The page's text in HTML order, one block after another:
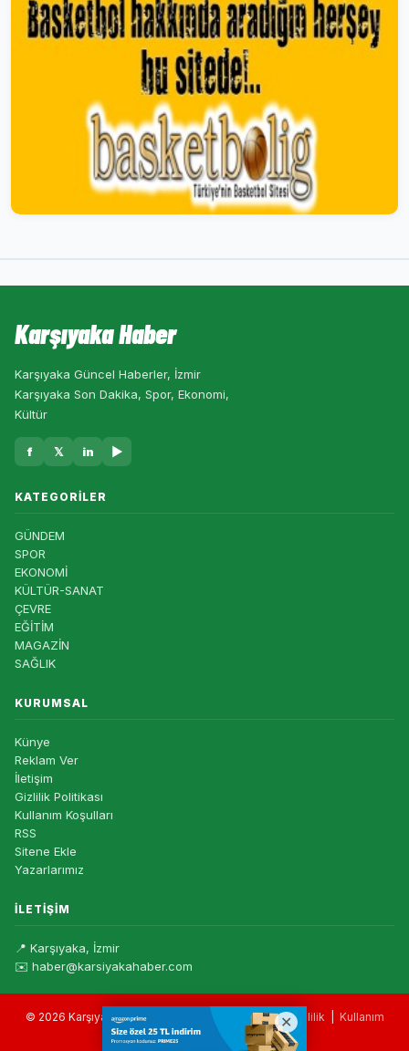
Karşıyaka Haber
Karşıyaka Güncel Haberler, İzmir
Karşıyaka Son Dakika, Spor, Ekonomi,
Kültür
f 𝕏 in ▶
KATEGORILER
GÜNDEM
SPOR
EKONOMİ
KÜLTÜR-SANAT
ÇEVRE
EĞİTİM
MAGAZİN
SAĞLIK
KURUMSAL
Künye
Reklam Ver
İletişim
Gizlilik Politikası
Kullanım Koşulları
RSS
Sitene Ekle
Yazarlarımız
İLETIŞIM
📍 Karşıyaka, İzmir
✉️ haber@karsiyakahaber.com
© 2026 Karşıyaka Haber — Tüm hakları saklıdır. |Gizlilik
Kullanım
Koşulları